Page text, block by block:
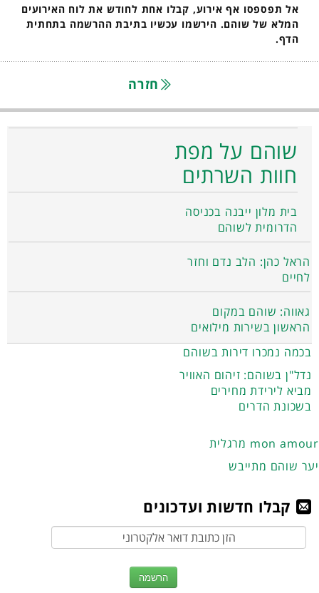
אל תפספסו אף אירוע, קבלו אחת לחודש את לוח האירועים
המלא של שוהם. הירשמו עכשיו בתיבת ההרשמה בתחתית
הדף.
חזרה
שוהם על מפת
חוות השרתים
בית מלון ייבנה בכניסה
הדרומית לשוהם
הראל כהן: הלב נדם וחזר
לחיים
גאווה: שוהם במקום
הראשון בשירות מילואים
בכמה נמכרו דירות בשוהם
נדל"ן בשוהם: זיהום האוויר
מביא לירידת מחירים
בשכונת הדרים
מרגלית mon amour
יער שוהם מתייבש
קבלו חדשות ועדכונים